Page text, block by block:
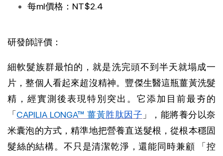
每ml價格：NT$2.4
研發師評價：
細軟髮族群最怕的，就是洗完頭不到半天就塌成一
片，整個人看起來超沒精神。豐傑生醫這瓶薑黃洗髮
精，經實測後表現特別突出。它添加目前最夯的
「CAPILIA LONGA™ 薑黃胜肽因子 」，能將養分以奈
米囊泡的方式，精準地把營養直送髮根，從根本穩固
髮絲的結構。不只是清潔乾淨，還能同時兼顧 「控